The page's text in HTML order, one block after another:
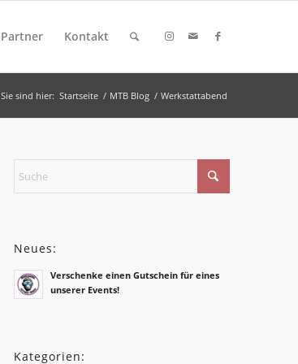
Partner Kontakt
Sie sind hier: Startseite / MTB Blog / Werkstattabend
Neues:
Verschenke einen Gutschein für eines
unserer Events!
Kategorien: